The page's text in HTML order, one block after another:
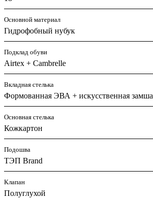
Основной материал
Гидрофобный нубук
Подклад обуви
Airtex + Cambrelle
Вкладная стелька
Формованная ЭВА + искусственная замша
Основная стелька
Кожкартон
Подошва
ТЭП Brand
Клапан
Полуглухой